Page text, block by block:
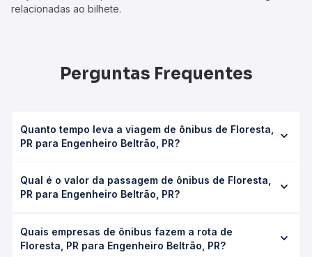
relacionadas ao bilhete.
Perguntas Frequentes
Quanto tempo leva a viagem de ônibus de Floresta,
PR para Engenheiro Beltrão, PR?
Beltrão, PR leva em média 0 horas, podendo variar
conforme a viação, o tipo de serviço (convencional,
duração exata de cada opção na data desejada.
Qual é o valor da passagem de ônibus de Floresta,
PR para Engenheiro Beltrão, PR?
Engenheiro Beltrão, PR custa em média não identificado e
varia conforme a data da viagem, a empresa, o tipo de
Quais empresas de ônibus fazem a rota de
Floresta, PR para Engenheiro Beltrão, PR?